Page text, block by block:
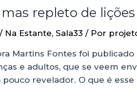
repleto de lições
/ Na Estante, Sala33 / Por
Martins Fontes foi
e adultos, que se veem
revelador. O que é esse